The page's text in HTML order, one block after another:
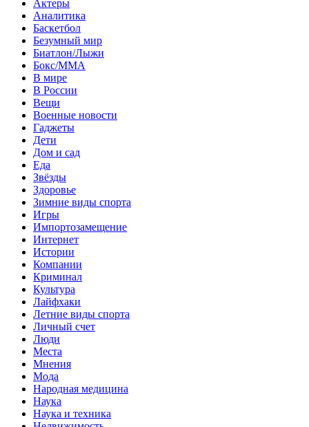
Актеры
Аналитика
Баскетбол
Безумный мир
Биатлон/Лыжи
Бокс/MMA
В мире
В России
Вещи
Военные новости
Гаджеты
Дети
Дом и сад
Еда
Звёзды
Здоровье
Зимние виды спорта
Игры
Импортозамещение
Интернет
Истории
Компании
Криминал
Культура
Лайфхаки
Летние виды спорта
Личный счет
Люди
Места
Мнения
Мода
Народная медицина
Наука
Наука и техника